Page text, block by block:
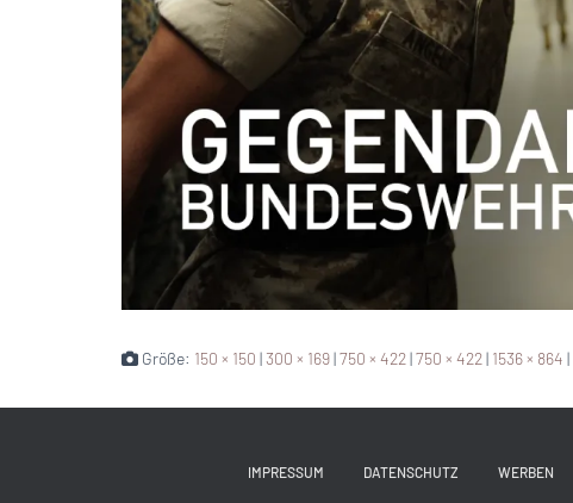
Größe: 150 × 150 |300 × 169|750 × 422|750 × 422| 1536 × 864 |
IMPRESSUM DATENSCHUTZ WERBEN